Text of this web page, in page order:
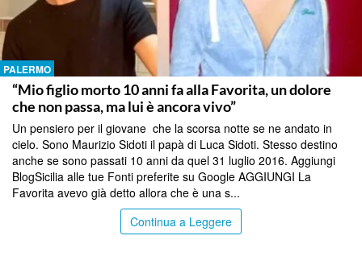
PALERMO
“Mio figlio morto 10 anni fa alla Favorita, un dolore
che non passa, ma lui è ancora vivo”
Un pensiero per il giovane che la scorsa notte se ne andato in
cielo. Sono Maurizio Sidoti il papà di Luca Sidoti. Stesso destino
anche se sono passati 10 anni da quel 31 luglio 2016. Aggiungi
BlogSicilia alle tue Fonti preferite su Google AGGIUNGI La
Favorita avevo già detto allora che è una s...
Continua a Leggere